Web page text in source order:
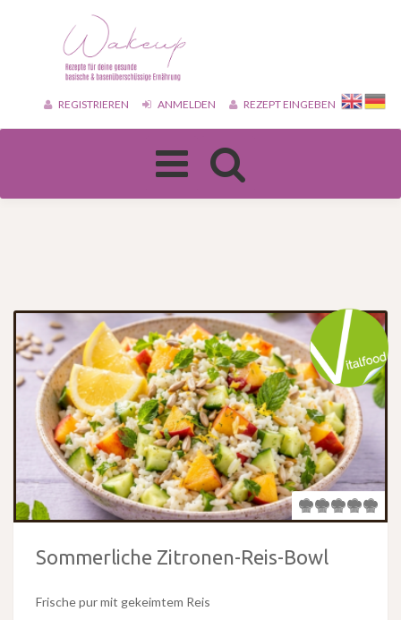
REGISTRIEREN ANMELDEN REZEPT EINGEBEN
Toggle
navigation
Sommerliche Zitronen-Reis-Bowl
Frische pur mit gekeimtem Reis